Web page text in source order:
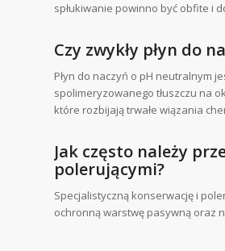
spłukiwanie powinno być obfite i
Czy zwykły płyn do
Płyn do naczyń o pH neutralnym
spolimeryzowanego tłuszczu na
które rozbijają trwałe wiązania
Jak często należy
polerującymi?
Specjalistyczną konserwację i
ochronną warstwę pasywną oraz